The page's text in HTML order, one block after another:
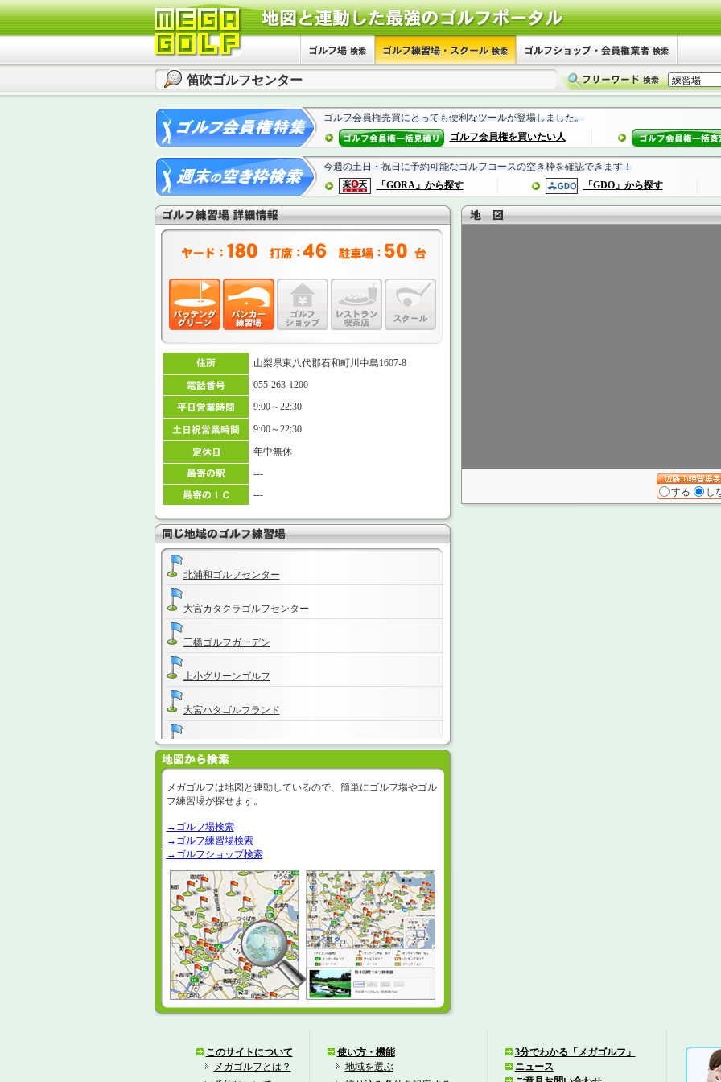
笛吹ゴルフセンター
ゴルフ会員権売買にとっても便利なツールが登場しました。
ゴルフ会員権を買いたい人
今週の土日・祝日に予約可能なゴルフコースの空き枠を確認できます！
「GORA」から探す
「GDO」から探す
山梨県東八代郡石和町川中島1607-8
055-263-1200
9:00～22:30
9:00～22:30
年中無休
---
---
北浦和ゴルフセンター
大宮カタクラゴルフセンター
三橋ゴルフガーデン
上小グリーンゴルフ
大宮ハタゴルフランド
テニスパル大宮
日進ゴルフ練習場
メガゴルフは地図と連動しているので、簡単にゴルフ場やゴル
フ練習場が探せます。
→ゴルフ場検索
→ゴルフ練習場検索
→ゴルフショップ検索
する し
このサイトについて
メガゴルフとは？
使い方・機能
地域を選ぶ
3分でわかる「メガゴルフ」
ニュース